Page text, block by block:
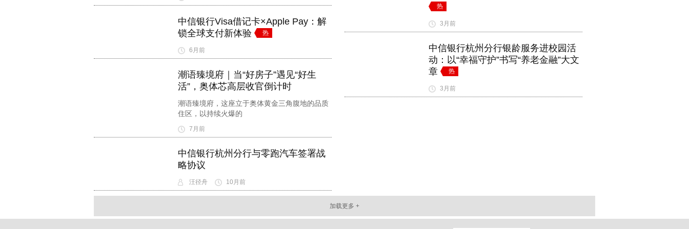
中信银行Visa借记卡×Apple Pay：解
锁全球支付新体验
热
6月前
潮语臻境府｜当“好房子”遇见“好生
活”，奥体芯高层收官倒计时
潮语臻境府，这座立于奥体黄金三角腹地的品质
住区，以持续火爆的
7月前
中信银行杭州分行与零跑汽车签署战
略协议
汪径舟 10月前
热
3月前
中信银行杭州分行银龄服务进校园活
动：以“幸福守护”书写“养老金融”大文
章
热
3月前
加载更多 +